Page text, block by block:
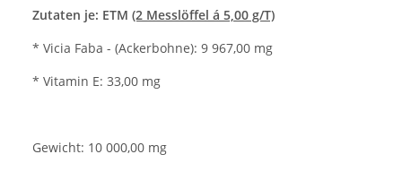
Zutaten je: ETM (2 Messlöffel á 5,00 g/T)
* Vicia Faba - (Ackerbohne): 9 967,00 mg
* Vitamin E: 33,00 mg
Gewicht: 10 000,00 mg